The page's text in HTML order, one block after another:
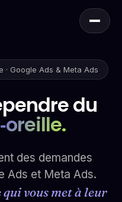
Google Ads & Meta Ads
du
des demandes
Ads et Meta Ads.
vous met à leur